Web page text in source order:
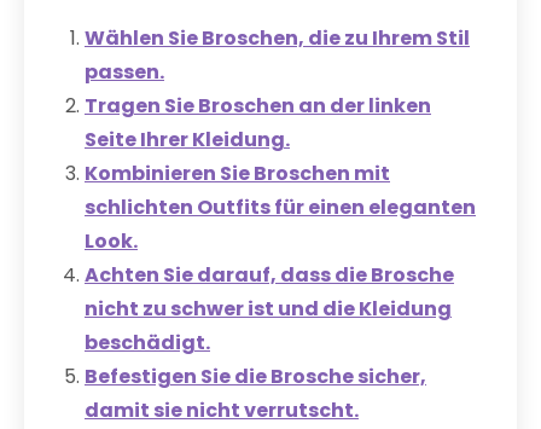
Wählen Sie Broschen, die zu Ihrem Stil
passen.
Tragen Sie Broschen an der linken
Seite Ihrer Kleidung.
Kombinieren Sie Broschen mit
schlichten Outfits für einen eleganten
Look.
Achten Sie darauf, dass die Brosche
nicht zu schwer ist und die Kleidung
beschädigt.
Befestigen Sie die Brosche sicher,
damit sie nicht verrutscht.